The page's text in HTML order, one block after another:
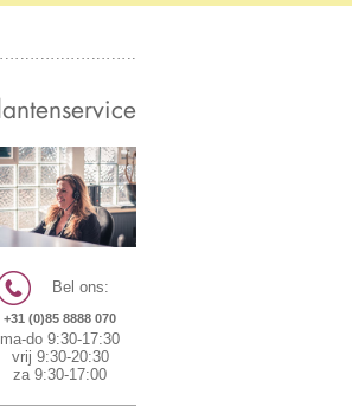
Bel ons:
+31 (0)85 8888 070
ma-do 9:30-17:30
vrij 9:30-20:30
za 9:30-17:00